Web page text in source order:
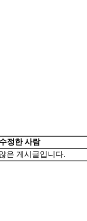
수정한 사람
은 게시글입니다.